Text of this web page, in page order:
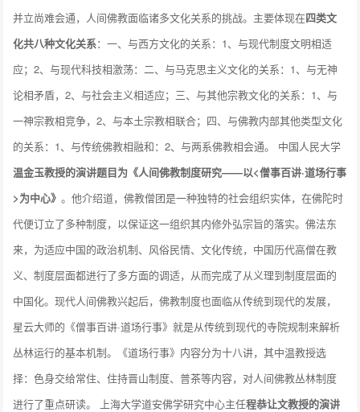
并立尚难会通，人间佛教面临诸多文化关系的挑战。主要体现在四类文
化共八种文化关系：一、与西方文化的关系：1、与现代制度文明相适
应；2、与现代科技相激荡：二、与马克思主义文化的关系：1、与无神
论相矛盾，2、与社会主义相适应；三、与其他宗教文化的关系：1、与
一神宗教相竞争，2、与本土宗教相联合；四、与佛教内部其他类型文化
的关系：1、与传统佛教相融和：2、与两系佛教相会通。 中国人民大学
温金玉教授的演讲题目为《人间佛教制度研究——以<僧事百讲·道场行事
>为中心》。他介绍道，佛教僧团是一种独特的社会组织实体，在佛陀时
代便订立了多种制度，以保证这一组织其内修外弘宗旨的落实。佛法东
来，为适应中国的政治机制、风俗民情、文化传统，中国历代高僧在教
义、制度层面都进行了多方面的调适，从而完成了从义理到制度层面的
中国化。现代人间佛教兴起后，佛教制度也面临从传统到现代的发展，
星云大师的《僧事百讲·道场行事》就是从传统到现代的寺院规制来解析
丛林运行的基本机制。《道场行事》内容分为十八讲，其中温教授选
择：色身交给常住、住持晋山制度、普茶等内容，对人间佛教丛林制度
进行了重点研读。 上海大学道安佛学研究中心主任程恭让文教授的演讲